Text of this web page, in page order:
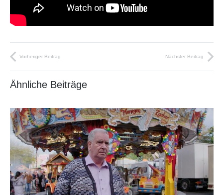
Vorheriger Beitrag Nächster Beitrag
Ähnliche Beiträge